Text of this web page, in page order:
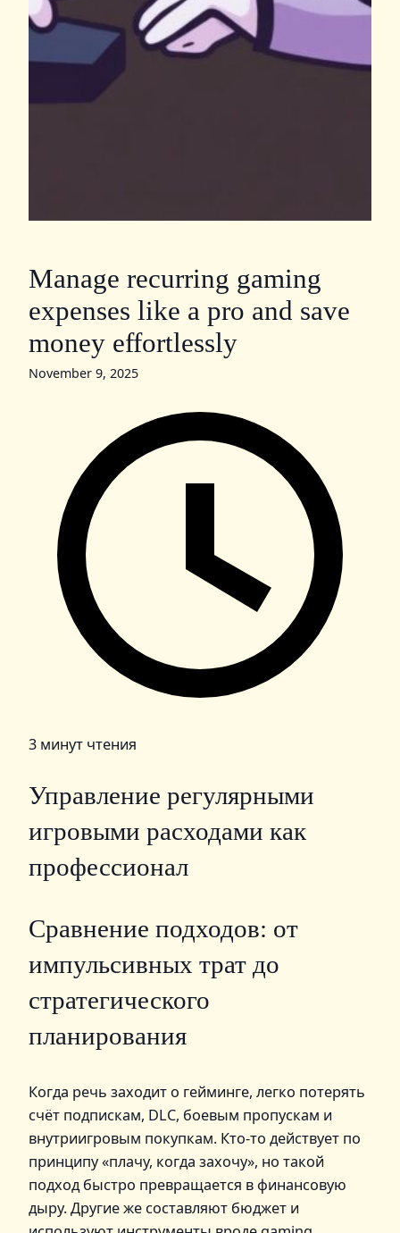
Manage recurring gaming
expenses like a pro and save
money effortlessly
November 9, 2025
3 минут чтения
Управление регулярными
игровыми расходами как
профессионал
Сравнение подходов: от
импульсивных трат до
стратегического
планирования
Когда речь заходит о гейминге, легко потерять
счёт подпискам, DLC, боевым пропускам и
внутриигровым покупкам. Кто-то действует по
принципу «плачу, когда захочу», но такой
подход быстро превращается в финансовую
дыру. Другие же составляют бюджет и